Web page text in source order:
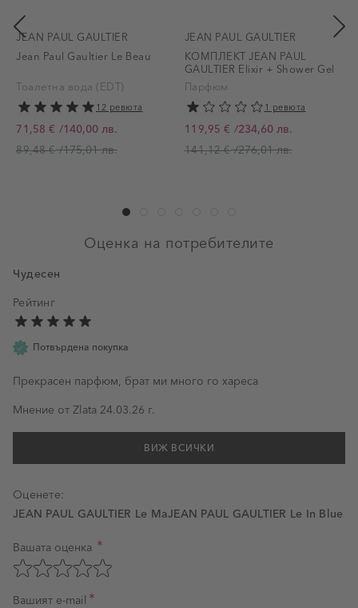
JEAN PAUL GAULTIER
Jean Paul Gaultier Le Beau
Тоалетна вода (EDT)
12 ревюта
Промо цена
71,58 € /140,00 лв.
89,48 €/175,01 лв.
JEAN PAUL GAULTIER
КОМПЛЕКТ JEAN PAUL
GAULTIER Elixir + Shower Gel
Парфюм
1 ревюта
Промо цена
119,95 € /234,60 лв.
141,12 €/276,01 лв.
Оценка на потребителите
Чудесен
Рейтинг
Потвърдена покупка
Прекрасен парфюм, брат ми много го хареса
Мнение от Zlata 24 март 2026 г.
24.03.26 г.
ВИЖ ВСИЧКИ
Оценете:
JEAN PAUL GAULTIER Le MaJEAN PAUL GAULTIER Le In Blue
Оценка на продукт
Вашата оценка
Оценете с 1 звезда от 5
Оценете с 2 звезди от 5
Оценете с 3 звезди от 5
Оценете с 4 звезди от 5
Оценете с 5 звезди от 5
Вашият e-mail